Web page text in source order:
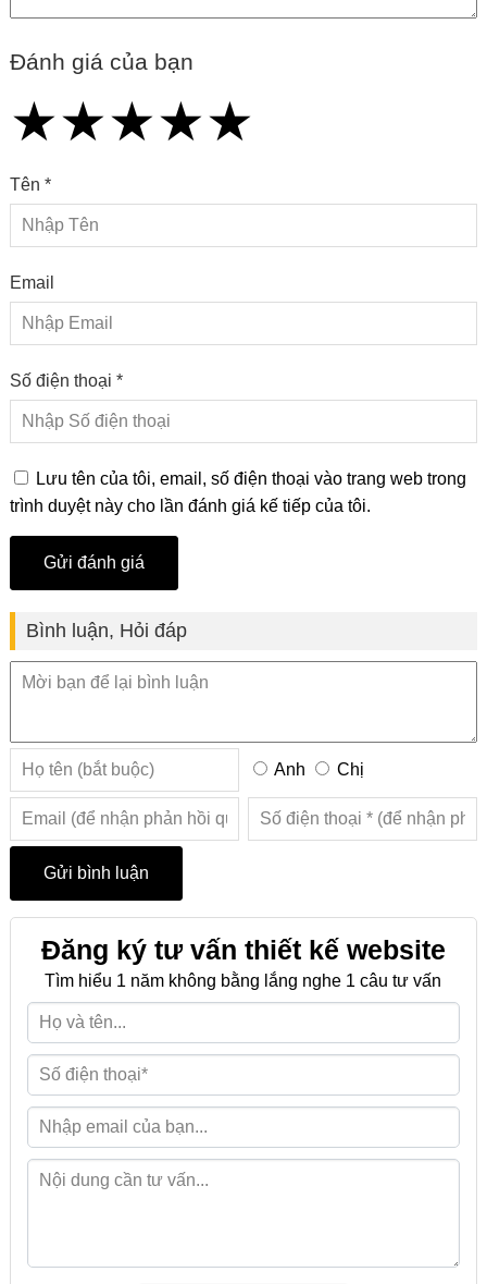
Đánh giá của bạn
★
★★
★★★
★★★★
★★★★★
Tên *
Email
Số điện thoại *
Lưu tên của tôi, email, số điện thoại vào trang web trong
trình duyệt này cho lần đánh giá kế tiếp của tôi.
Bình luận, Hỏi đáp
Anh Chị
Đăng ký tư vấn thiết kế website
Tìm hiểu 1 năm không bằng lắng nghe 1 câu tư vấn